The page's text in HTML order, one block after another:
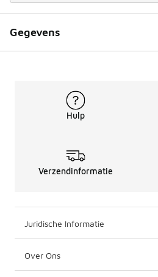
Gegevens
Hulp
Verzendinformatie
Juridische Informatie
Over Ons